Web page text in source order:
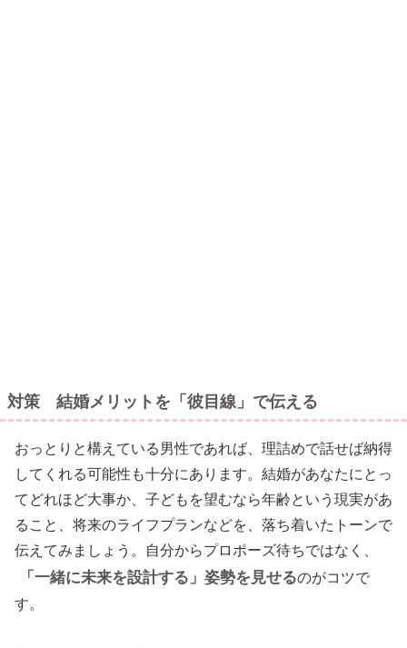
対策 結婚メリットを「彼目線」で伝える
おっとりと構えている男性であれば、理詰めで話せば納得
してくれる可能性も十分にあります。結婚があなたにとっ
てどれほど大事か、子どもを望むなら年齢という現実があ
ること、将来のライフプランなどを、落ち着いたトーンで
伝えてみましょう。自分からプロポーズ待ちではなく、
「一緒に未来を設計する」姿勢を見せるのがコツで
す。